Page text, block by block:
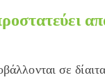
μεταλλαγμένους
βαμβακιού
σε